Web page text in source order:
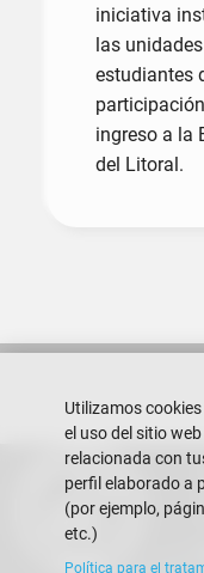
iniciativa
las
estudiantes
ingreso a la
del Litoral.
Utilizamos
el uso del sitio
relacionada con
perfil elaborado a
(por ejemplo,
etc.)
Política para el